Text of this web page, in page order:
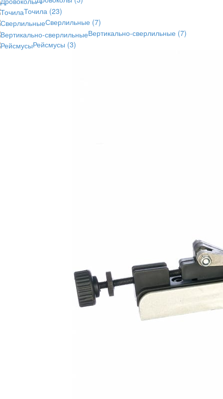
Точила (23)
Сверлильные (7)
Вертикально-сверлильные (7)
Рейсмусы (3)